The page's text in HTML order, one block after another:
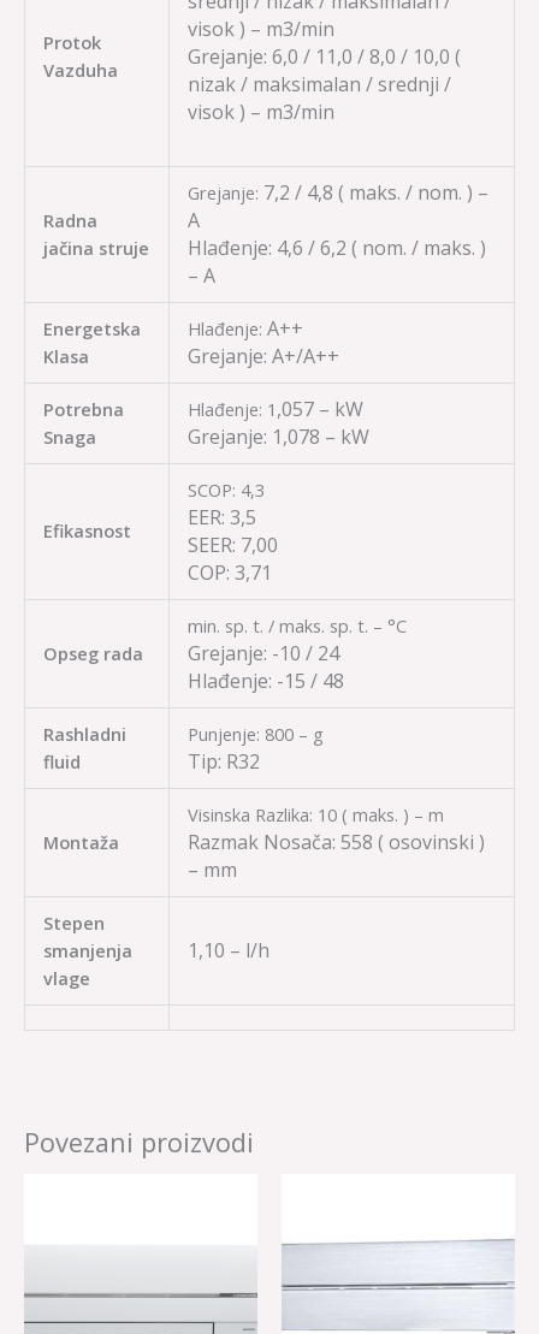
Protok
Vazduha
visok ) – m3/min
Grejanje: 6,0 / 11,0 / 8,0 / 10,0 (
nizak / maksimalan / srednji /
visok ) – m3/min
Radna
jačina struje
Grejanje: 7,2 / 4,8 ( maks. / nom. ) –
A
Hlađenje: 4,6 / 6,2 ( nom. / maks. )
– A
Energetska
Klasa
Hlađenje: A++
Grejanje: A+/A++
Potrebna
Snaga
Hlađenje: 1 ,057 – kW
Grejanje: 1,078 – kW
Efikasnost
SCOP: 4,3
EER: 3,5
SEER: 7,00
COP: 3,71
Opseg rada
min. sp. t. / maks. sp. t. – °C
Grejanje: -10 / 24
Hlađenje: -15 / 48
Rashladni
fluid
Punjenje: 800 – g
Tip: R32
Montaža
Visinska Razlika: 10 ( maks. ) – m
Razmak Nosača: 558 ( osovinski )
– mm
Stepen
smanjenja
vlage
1,10 – l/h
Povezani proizvodi